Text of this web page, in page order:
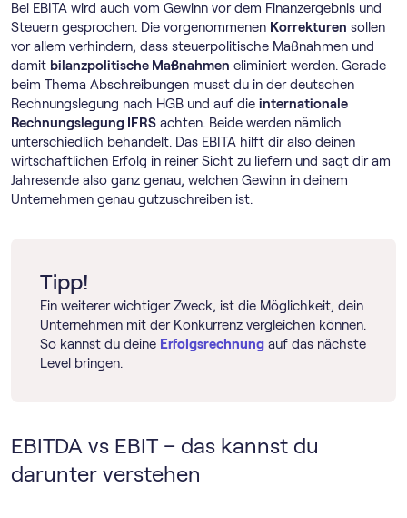
Bei EBITA wird auch vom Gewinn vor dem Finanzergebnis und
Steuern gesprochen. Die vorgenommenen Korrekturen sollen
vor allem verhindern, dass steuerpolitische Maßnahmen und
damit bilanzpolitische Maßnahmen eliminiert werden. Gerade
beim Thema Abschreibungen musst du in der deutschen
Rechnungslegung nach HGB und auf die internationale
Rechnungslegung IFRS achten. Beide werden nämlich
unterschiedlich behandelt. Das EBITA hilft dir also deinen
wirtschaftlichen Erfolg in reiner Sicht zu liefern und sagt dir am
Jahresende also ganz genau, welchen Gewinn in deinem
Unternehmen genau gutzuschreiben ist.
Tipp!
Ein weiterer wichtiger Zweck, ist die Möglichkeit, dein
Unternehmen mit der Konkurrenz vergleichen können.
So kannst du deine Erfolgsrechnung auf das nächste
Level bringen.
EBITDA vs EBIT – das kannst du
darunter verstehen